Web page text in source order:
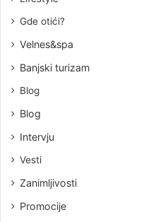
Gde otići?
Velnes&spa
Banjski turizam
Blog
Blog
Intervju
Vesti
Zanimljivosti
Promocije